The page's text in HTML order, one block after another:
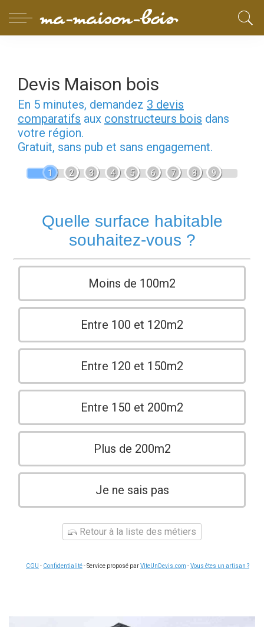
Devis Maison bois
En 5 minutes, demandez 3 devis
comparatifs aux constructeurs bois dans
votre région.
Gratuit, sans pub et sans engagement.
1 2 3 4 5 6 7 8 9
Quelle surface habitable
souhaitez-vous ?
Moins de 100m2
Entre 100 et 120m2
Entre 120 et 150m2
Entre 150 et 200m2
Plus de 200m2
Je ne sais pas
Retour à la liste des métiers
CGU - Confidentialité- Service proposé parViteUnDevis.com -Vous êtes un artisan ?